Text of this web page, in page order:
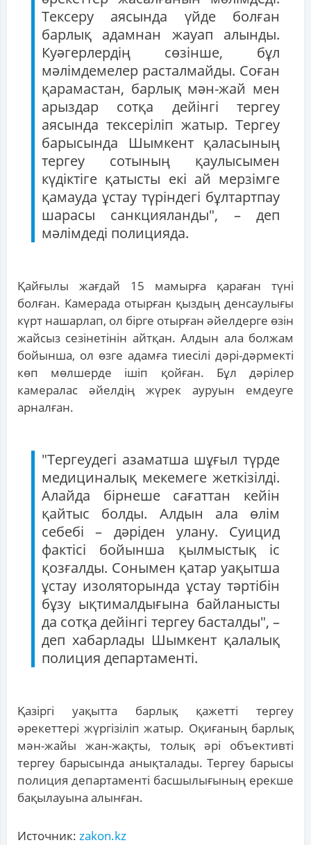
Тексеру аясында үйде болған
барлық адамнан жауап алынды.
Куәгерлердің сөзінше, бұл
мәлімдемелер расталмайды. Соған
қарамастан, барлық мән-жай мен
арыздар сотқа дейінгі тергеу
аясында тексеріліп жатыр. Тергеу
барысында Шымкент қаласының
тергеу сотының қаулысымен
күдіктіге қатысты екі ай мерзімге
қамауда ұстау түріндегі бұлтартпау
шарасы санкцияланды", – деп
мәлімдеді полицияда.
Қайғылы жағдай 15 мамырға қараған түні
болған. Камерада отырған қыздың денсаулығы
күрт нашарлап, ол бірге отырған әйелдерге өзін
жайсыз сезінетінін айтқан. Алдын ала болжам
бойынша, ол өзге адамға тиесілі дәрі-дәрмекті
көп мөлшерде ішіп қойған. Бұл дәрілер
камералас әйелдің жүрек ауруын емдеуге
арналған.
"Тергеудегі азаматша шұғыл түрде
медициналық мекемеге жеткізілді.
Алайда бірнеше сағаттан кейін
қайтыс болды. Алдын ала өлім
себебі – дәріден улану. Суицид
фактісі бойынша қылмыстық іс
қозғалды. Сонымен қатар уақытша
ұстау изоляторында ұстау тәртібін
бұзу ықтималдығына байланысты
да сотқа дейінгі тергеу басталды", –
деп хабарлады Шымкент қалалық
полиция департаменті.
Қазіргі уақытта барлық қажетті тергеу
әрекеттері жүргізіліп жатыр. Оқиғаның барлық
мән-жайы жан-жақты, толық әрі объективті
тергеу барысында анықталады. Тергеу барысы
полиция департаменті басшылығының ерекше
бақылауына алынған.
Источник: zakon.kz